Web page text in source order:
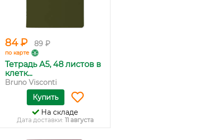
84 ₽ 89 ₽
по карте
Тетрадь А5, 48 листов в
клетк...
Bruno Visconti
Купить
На складе
Дата доставки: 11 августа